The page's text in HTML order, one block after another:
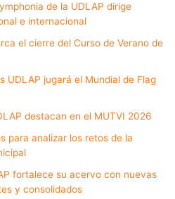
de la UDLAP dirige
e internacional
el cierre del Curso de Verano de
UDLAP jugará el Mundial de Flag
destacan en el MUTVI 2026
para analizar los retos de la
fortalece su acervo con nuevas
y consolidados